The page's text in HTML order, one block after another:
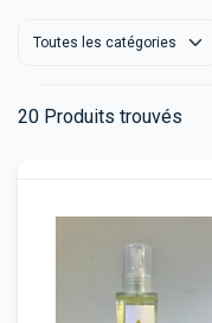
20 Produits trouvés